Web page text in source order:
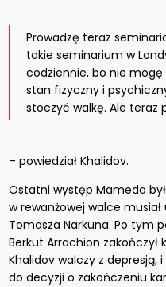
Prowadzę teraz
takie seminarium w
codziennie, bo nie
stan fizyczny i
stoczyć walkę. Ale teraz
– powiedział Khalidov.
Ostatni występ Mameda
w rewanżowej walce
Tomasza Narkuna. Po tym
Berkut Arrachion zakończył
Khalidov walczy z depresją,
do decyzji o zakończeniu